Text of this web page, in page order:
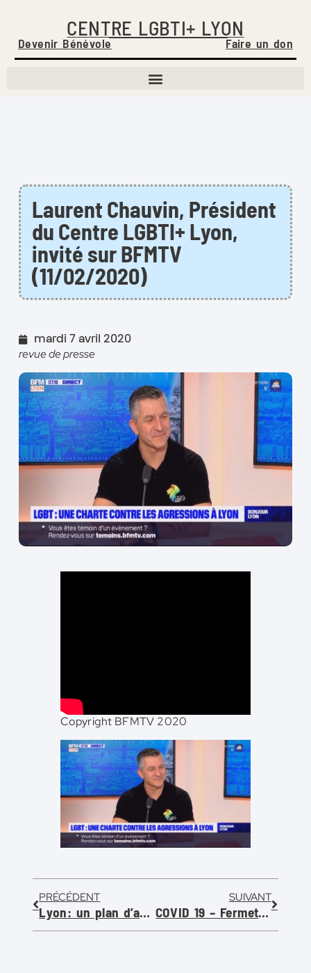
CENTRE LGBTI+ LYON
Devenir Bénévole Faire un don
Laurent Chauvin, Président
du Centre LGBTI+ Lyon,
invité sur BFMTV
(11/02/2020)
mardi 7 avril 2020
revue de presse
Copyright BFMTV 2020
PRÉCÉDENT
Lyon: un plan d’actions contre les violences faites au LGBT + (Le Progrès 12/02/2020)
SUIVANT
COVID 19 – Fermeture et report de toutes les activités au centre LGBTI+ Lyon